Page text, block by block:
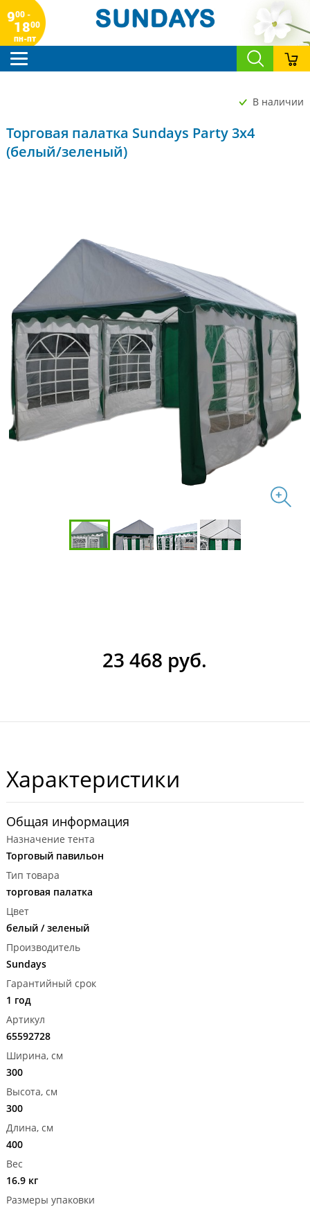
900 -
1800
пн-пт
В наличии
Торговая палатка Sundays Party 3x4
(белый/зеленый)
23 468 руб.
Характеристики
Общая информация
Назначение тента
Торговый павильон
Тип товара
торговая палатка
Цвет
белый / зеленый
Производитель
Sundays
Гарантийный срок
1 год
Артикул
65592728
Ширина, см
300
Высота, см
300
Длина, см
400
Вес
16.9 кг
Размеры упаковки